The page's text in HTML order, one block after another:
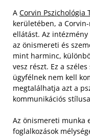
A Corvin Pszichológia
kerületében, a
ellátást. Az
az önismereti és
mint harminc,
vesz részt. Ez a
ügyfélnek nem kell
megtalálhatja azt a
kommunikációs
Az önismereti munka
foglalkozások